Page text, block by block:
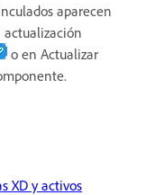
aparecen
o en Actualizar
XD y activos